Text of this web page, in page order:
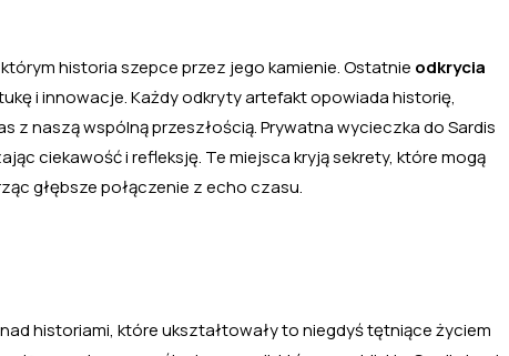
historia szepce przez jego kamienie. Ostatnie odkrycia
i innowacje. Każdy odkryty artefakt opowiada historię,
z naszą wspólną przeszłością. Prywatna wycieczka do Sardis
ciekawość i refleksję. Te miejsca kryją sekrety, które mogą
głębsze połączenie z echo czasu.
historiami, które ukształtowały to niegdyś tętniące życiem